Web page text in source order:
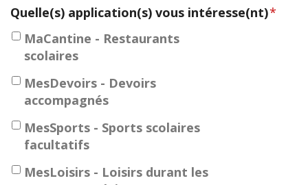
Quelle(s) application(s) vous intéresse(nt)*
MaCantine - Restaurants
scolaires
MesDevoirs - Devoirs
accompagnés
MesSports - Sports scolaires
facultatifs
MesLoisirs - Loisirs durant les